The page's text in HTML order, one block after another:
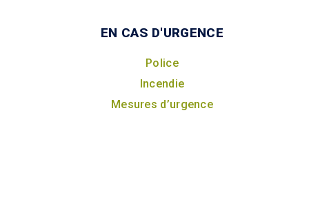
EN CAS D'URGENCE
Police
Incendie
Mesures d’urgence